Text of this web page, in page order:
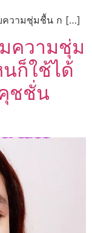
ความชุ่มชื้น ก […]
ความชุ่ม
ก็ใช้ได้
ชชั่น